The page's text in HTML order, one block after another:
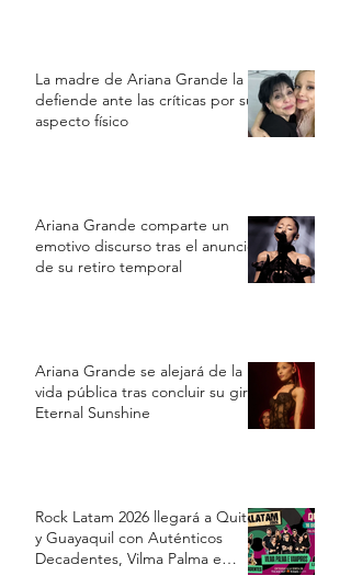
La madre de Ariana Grande la
defiende ante las críticas por su
aspecto físico
Ariana Grande comparte un
emotivo discurso tras el anuncio
de su retiro temporal
Ariana Grande se alejará de la
vida pública tras concluir su gira
Eternal Sunshine
Rock Latam 2026 llegará a Quito
y Guayaquil con Auténticos
Decadentes, Vilma Palma e